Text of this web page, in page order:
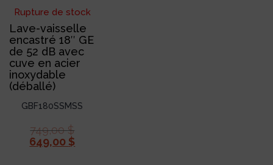
Rupture de stock
Lave-vaisselle
encastré 18″ GE
de 52 dB avec
cuve en acier
inoxydable
(déballé)
GBF180SSMSS
749,00$
649,00 $